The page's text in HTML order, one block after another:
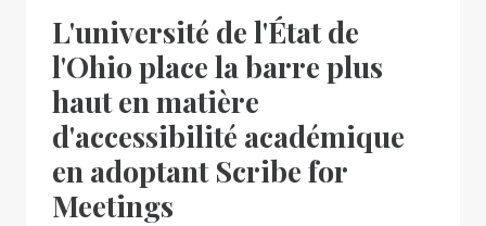
L'université de l'État de
l'Ohio place la barre plus
haut en matière
d'accessibilité académique
en adoptant Scribe for
Meetings